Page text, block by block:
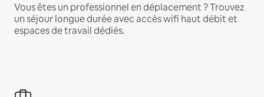
Vous êtes un professionnel en déplacement ? Trouvez
un séjour longue durée avec accès wifi haut débit et
espaces de travail dédiés.